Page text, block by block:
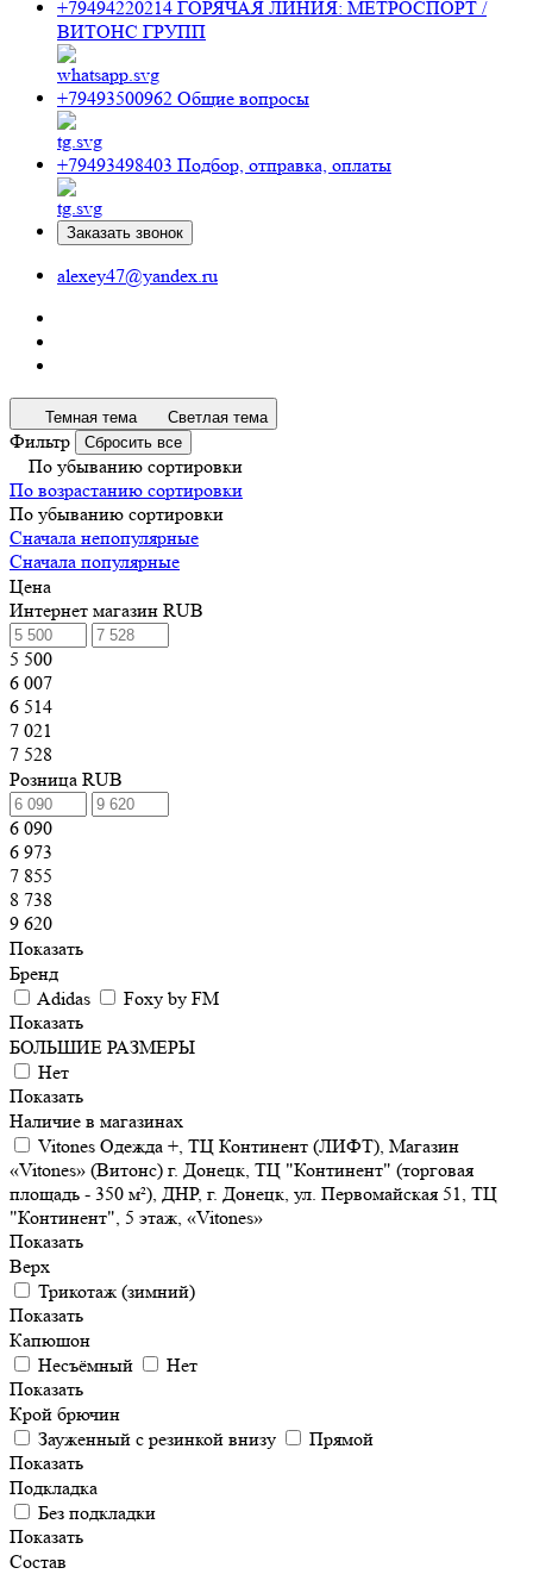
+79494220214 ГОРЯЧАЯ ЛИНИЯ: МЕТРОСПОРТ /
ВИТОНС ГРУПП
+79493500962 Общие вопросы
+79493498403 Подбор, отправка, оплаты
Заказать звонок
alexey47@yandex.ru
Темная тема Светлая тема
Фильтр Сбросить все
По убыванию сортировки
По возрастанию сортировки
По убыванию сортировки
Сначала непопулярные
Сначала популярные
Цена
Интернет магазин RUB
5 500
6 007
6 514
7 021
7 528
Розница RUB
6 090
6 973
7 855
8 738
9 620
Показать
Бренд
Adidas
Foxy by FM
Показать
БОЛЬШИЕ РАЗМЕРЫ
Нет
Показать
Наличие в магазинах
Vitones Одежда +, ТЦ Континент (ЛИФТ), Магазин
«Vitones» (Витонс) г. Донецк, ТЦ "Континент" (торговая
площадь - 350 м²), ДНР, г. Донецк, ул. Первомайская 51, ТЦ
"Континент", 5 этаж, «Vitones»
Показать
Верх
Трикотаж (зимний)
Показать
Капюшон
Несъёмный
Нет
Показать
Крой брючин
Зауженный с резинкой внизу
Прямой
Показать
Подкладка
Без подкладки
Показать
Состав